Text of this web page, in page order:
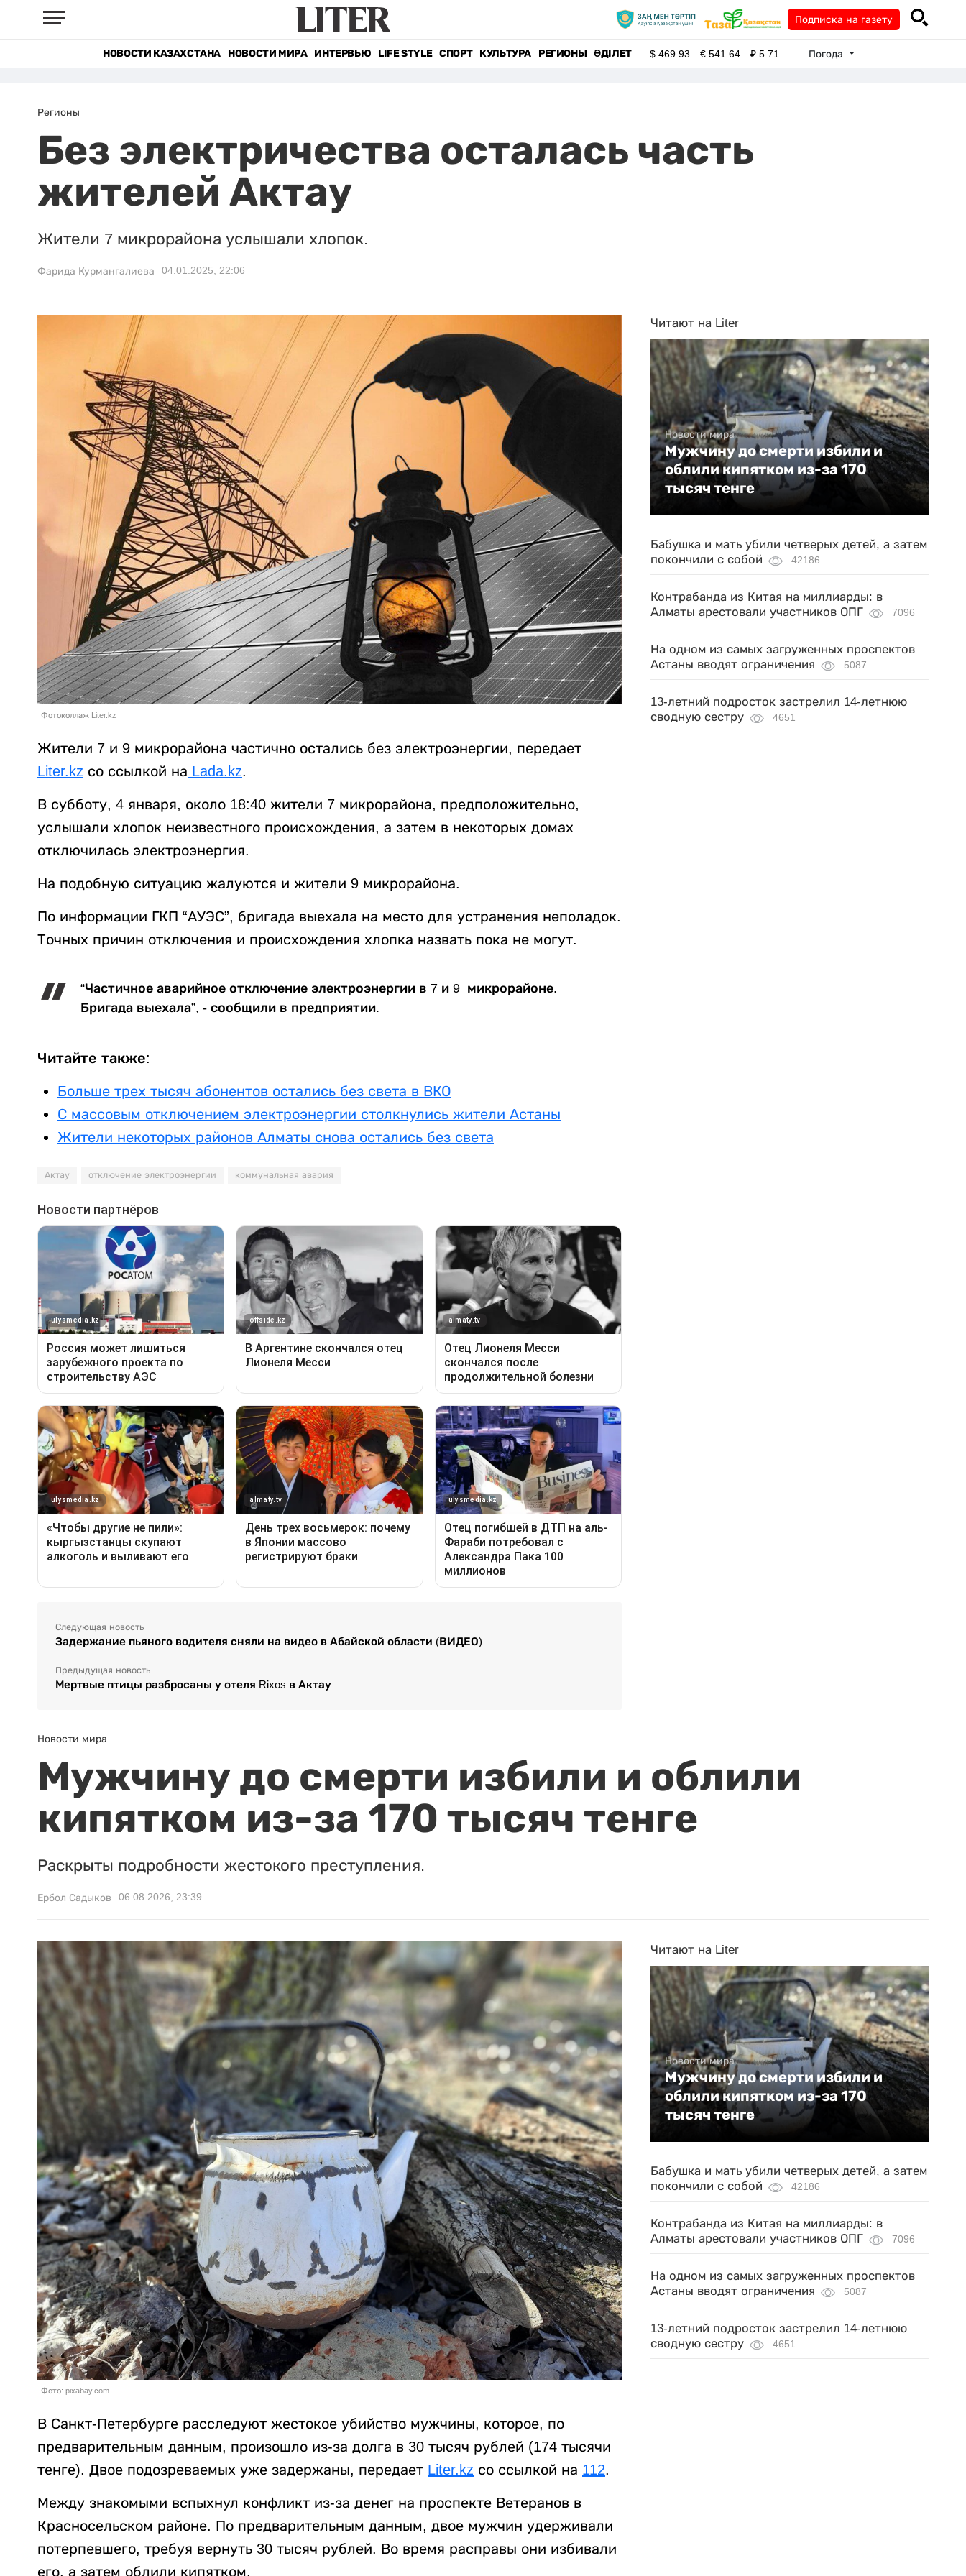
Подписка на газету
НОВОСТИ КАЗАХСТАНА НОВОСТИ МИРА ИНТЕРВЬЮ LIFE STYLE СПОРТ КУЛЬТУРА РЕГИОНЫ ӘДІЛЕТ $469.93 €541.64 ₽5.71 Погода
Регионы
Без электричества осталась часть
жителей Актау
Жители 7 микрорайона услышали хлопок.
Фарида Курмангалиева 04.01.2025, 22:06
Фотоколлаж Liter.kz
Жители 7 и 9 микрорайона частично остались без электроэнергии, передает
Liter.kz со ссылкой на Lada.kz.
В субботу, 4 января, около 18:40 жители 7 микрорайона, предположительно,
услышали хлопок неизвестного происхождения, а затем в некоторых домах
отключилась электроэнергия.
На подобную ситуацию жалуются и жители 9 микрорайона.
По информации ГКП “АУЭС”, бригада выехала на место для устранения неполадок.
Точных причин отключения и происхождения хлопка назвать пока не могут.
“Частичное аварийное отключение электроэнергии в 7 и 9 микрорайоне.
Бригада выехала”, - сообщили в предприятии.
Читайте также:
Больше трех тысяч абонентов остались без света в ВКО
С массовым отключением электроэнергии столкнулись жители Астаны
Жители некоторых районов Алматы снова остались без света
Актау отключение электроэнергии коммунальная авария
Следующая новость
Задержание пьяного водителя сняли на видео в Абайской области (ВИДЕО)
Предыдущая новость
Мертвые птицы разбросаны у отеля Rixos в Актау
Читают на Liter
Новости мира
Мужчину до смерти избили и
облили кипятком из-за 170
тысяч тенге
Бабушка и мать убили четверых детей, а затем
покончили с собой
42186
Контрабанда из Китая на миллиарды: в
Алматы арестовали участников ОПГ
7096
На одном из самых загруженных проспектов
Астаны вводят ограничения
5087
13-летний подросток застрелил 14-летнюю
сводную сестру
4651
Новости мира
Мужчину до смерти избили и облили
кипятком из-за 170 тысяч тенге
Раскрыты подробности жестокого преступления.
Ербол Садыков 06.08.2026, 23:39
Фото: pixabay.com
В Санкт-Петербурге расследуют жестокое убийство мужчины, которое, по
предварительным данным, произошло из-за долга в 30 тысяч рублей (174 тысячи
тенге). Двое подозреваемых уже задержаны, передает Liter.kz со ссылкой на 112.
Между знакомыми вспыхнул конфликт из-за денег на проспекте Ветеранов в
Красносельском районе. По предварительным данным, двое мужчин удерживали
потерпевшего, требуя вернуть 30 тысяч рублей. Во время расправы они избивали
его, а затем облили кипятком.
Читают на Liter
Новости мира
Мужчину до смерти избили и
облили кипятком из-за 170
тысяч тенге
Бабушка и мать убили четверых детей, а затем
покончили с собой
42186
Контрабанда из Китая на миллиарды: в
Алматы арестовали участников ОПГ
7096
На одном из самых загруженных проспектов
Астаны вводят ограничения
5087
13-летний подросток застрелил 14-летнюю
сводную сестру
4651